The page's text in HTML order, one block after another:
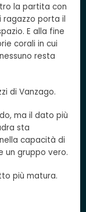
la partita con
ragazzo porta il
E alla fine
corali in cui
resta
di Vanzago.
ma il dato più
sta
capacità di
un gruppo vero.
più matura.